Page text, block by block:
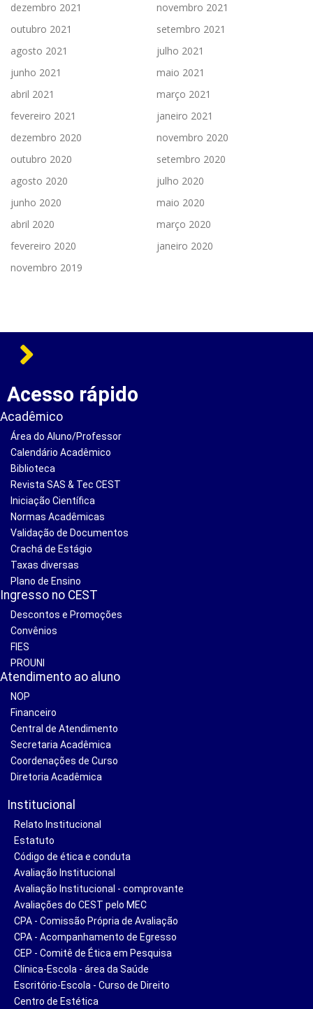
dezembro 2021
novembro 2021
outubro 2021
setembro 2021
agosto 2021
julho 2021
junho 2021
maio 2021
abril 2021
março 2021
fevereiro 2021
janeiro 2021
dezembro 2020
novembro 2020
outubro 2020
setembro 2020
agosto 2020
julho 2020
junho 2020
maio 2020
abril 2020
março 2020
fevereiro 2020
janeiro 2020
novembro 2019
Acesso rápido
Acadêmico
Área do Aluno/Professor
Calendário Acadêmico
Biblioteca
Revista SAS & Tec CEST
Iniciação Científica
Normas Acadêmicas
Validação de Documentos
Crachá de Estágio
Taxas diversas
Plano de Ensino
Ingresso no CEST
Descontos e Promoções
Convênios
FIES
PROUNI
Atendimento ao aluno
NOP
Financeiro
Central de Atendimento
Secretaria Acadêmica
Coordenações de Curso
Diretoria Acadêmica
Institucional
Relato Institucional
Estatuto
Código de ética e conduta
Avaliação Institucional
Avaliação Institucional - comprovante
Avaliações do CEST pelo MEC
CPA - Comissão Própria de Avaliação
CPA - Acompanhamento de Egresso
CEP - Comitê de Ética em Pesquisa
Clínica-Escola - área da Saúde
Escritório-Escola - Curso de Direito
Centro de Estética